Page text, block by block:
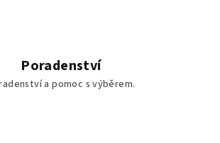
Poradenství
a pomoc s výběrem.